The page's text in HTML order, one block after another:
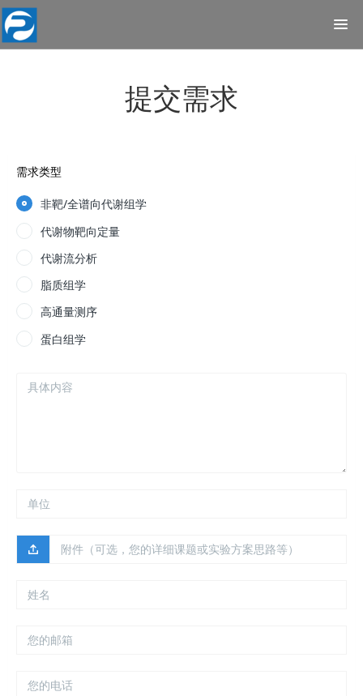
提交需求
需求类型
非靶/全谱向代谢组学
代谢物靶向定量
代谢流分析
脂质组学
高通量测序
蛋白组学